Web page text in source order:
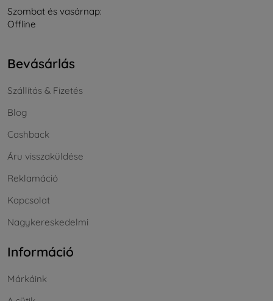
Szombat és vasárnap:
Offline
Bevásárlás
Szállítás & Fizetés
Blog
Cashback
Áru visszaküldése
Reklamáció
Kapcsolat
Nagykereskedelmi
Információ
Márkáink